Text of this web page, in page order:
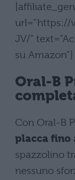
url=”https://
JV/”
su Amazon”]
Oral-B
Con Oral-B
placca fino
spazzolino
nessuno